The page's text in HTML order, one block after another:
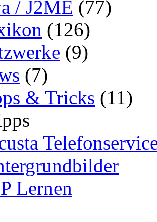
/ J2ME (77)
(126)
(9)
(7)
& Tricks (11)
Lernen